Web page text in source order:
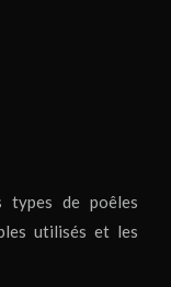
types de poêles
utilisés et les